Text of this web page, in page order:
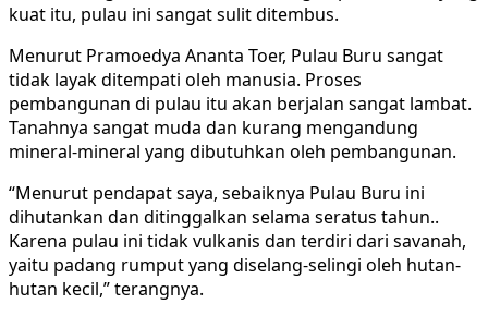
kuat itu, pulau ini sangat sulit ditembus.
Menurut Pramoedya Ananta Toer, Pulau Buru sangat
tidak layak ditempati oleh manusia. Proses
pembangunan di pulau itu akan berjalan sangat lambat.
Tanahnya sangat muda dan kurang mengandung
mineral-mineral yang dibutuhkan oleh pembangunan.
“Menurut pendapat saya, sebaiknya Pulau Buru ini
dihutankan dan ditinggalkan selama seratus tahun..
Karena pulau ini tidak vulkanis dan terdiri dari savanah,
yaitu padang rumput yang diselang-selingi oleh hutan-
hutan kecil,” terangnya.